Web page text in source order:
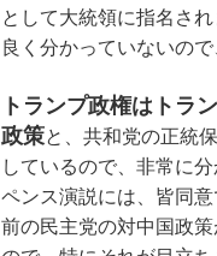
として大統領に指名さ
良く分かっていないの
トランプ政権はトラ
政策と、共和党の正統
しているので、非常に
ペンス演説には、皆同
前の民主党の対中国政